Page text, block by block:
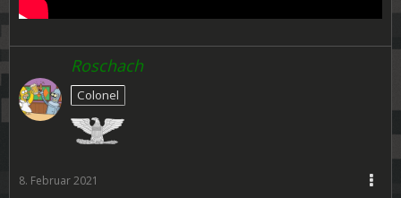
Roschach
Colonel
8. Februar 2021